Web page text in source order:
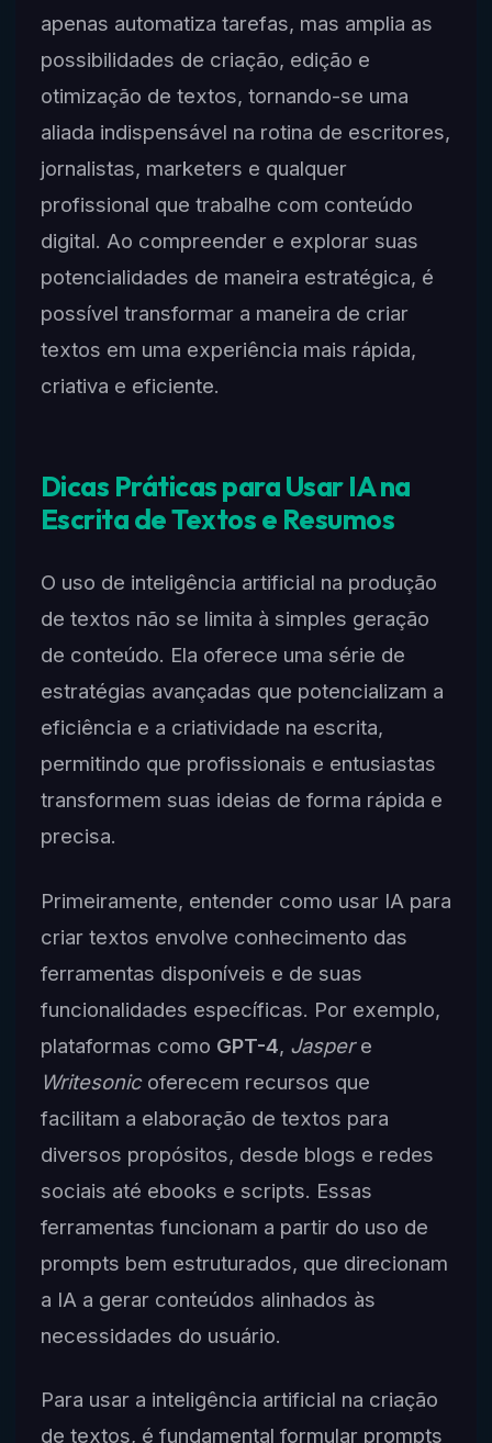
apenas automatiza tarefas, mas amplia as
possibilidades de criação, edição e
otimização de textos, tornando-se uma
aliada indispensável na rotina de escritores,
jornalistas, marketers e qualquer
profissional que trabalhe com conteúdo
digital. Ao compreender e explorar suas
potencialidades de maneira estratégica, é
possível transformar a maneira de criar
textos em uma experiência mais rápida,
criativa e eficiente.
Dicas Práticas para Usar IA na
Escrita de Textos e Resumos
O uso de inteligência artificial na produção
de textos não se limita à simples geração
de conteúdo. Ela oferece uma série de
estratégias avançadas que potencializam a
eficiência e a criatividade na escrita,
permitindo que profissionais e entusiastas
transformem suas ideias de forma rápida e
precisa.
Primeiramente, entender como usar IA para
criar textos envolve conhecimento das
ferramentas disponíveis e de suas
funcionalidades específicas. Por exemplo,
plataformas como GPT-4, Jaspere
Writesonicoferecem recursos que
facilitam a elaboração de textos para
diversos propósitos, desde blogs e redes
sociais até ebooks e scripts. Essas
ferramentas funcionam a partir do uso de
prompts bem estruturados, que direcionam
a IA a gerar conteúdos alinhados às
necessidades do usuário.
Para usar a inteligência artificial na criação
de textos, é fundamental formular prompts